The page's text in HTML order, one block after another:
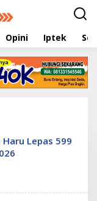
Opini Iptek
Lepas 599